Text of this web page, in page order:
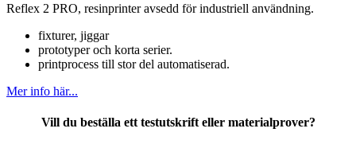
Reflex 2 PRO, resinprinter avsedd för industriell användning.
fixturer, jiggar
prototyper och korta serier.
printprocess till stor del automatiserad.
Mer info här...
Vill du beställa ett testutskrift eller materialprover?